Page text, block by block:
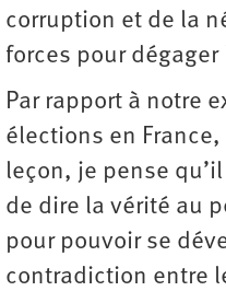
corruption et de la
forces pour dégager
Par rapport à notre
élections en
leçon, je pense
de dire la vérité au
pour pouvoir se
contradiction entre